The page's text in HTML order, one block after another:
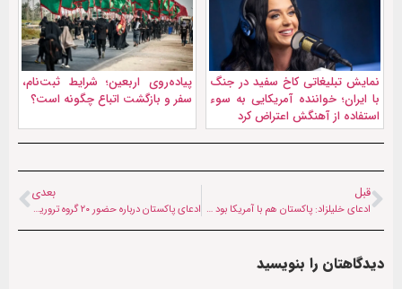
نمايش تبليغاتی کاخ سفید در جنگ
با ایران؛ خواننده آمریکایی به سوء
استفاده از آهنگش اعتراض کرد
پیاده‌روی اربعین؛ شرایط ثبت‌نام،
سفر و بازگشت اتباع چگونه است؟
قبل
ادعای خلیلزاد: پاکستان هم با آمریکا بود هم با گروه‌های ضد آمریکایی
بعدی
ادعای پاکستان درباره حضور ۲۰ گروه تروریستی در افغانستان؛ اسلام‌آباد خواستار همکاری جهانی شد
دیدگاهتان را بنویسید